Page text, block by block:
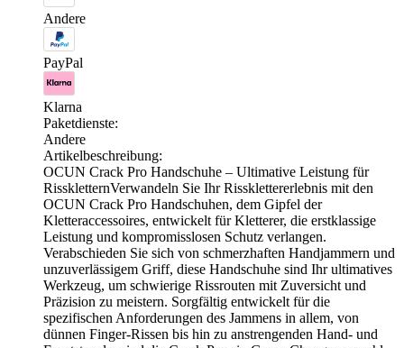
Andere
PayPal
Klarna
Paketdienste:
Andere
Artikelbeschreibung:
OCUN Crack Pro Handschuhe – Ultimative Leistung für
RisskletternVerwandeln Sie Ihr Rissklettererlebnis mit den
OCUN Crack Pro Handschuhen, dem Gipfel der
Kletteraccessoires, entwickelt für Kletterer, die erstklassige
Leistung und kompromisslosen Schutz verlangen.
Verabschieden Sie sich von schmerzhaften Handjammern und
unzuverlässigem Griff, diese Handschuhe sind Ihr ultimatives
Werkzeug, um schwierige Rissrouten mit Zuversicht und
Präzision zu meistern. Sorgfältig entwickelt für die
spezifischen Anforderungen des Jammens in allem, von
dünnen Finger-Rissen bis hin zu anstrengenden Hand- und